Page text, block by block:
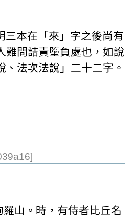
三本在「來」字之後尚有
難問詰責墮負處也，如說
、法次法說」二十二字。
山。時，有侍者比丘名